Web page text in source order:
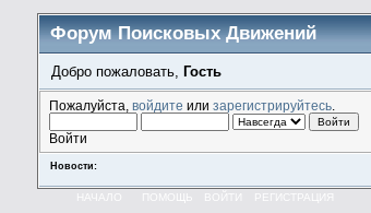
Форум Поисковых Движений
Добро пожаловать, Гость
Пожалуйста, войдите или зарегистрируйтесь.
Войти
Новости:
НАЧАЛО ПОМОЩЬ ВОЙТИ РЕГИСТРАЦИЯ